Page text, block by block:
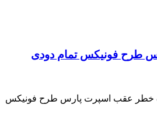
طرح فونیکس تمام دودی
خطر عقب اسپرت پارس طرح فونیکس